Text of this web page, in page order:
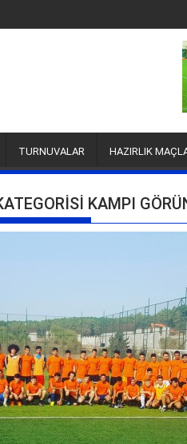
TURNUVALAR HAZIRLIK
KAMPI